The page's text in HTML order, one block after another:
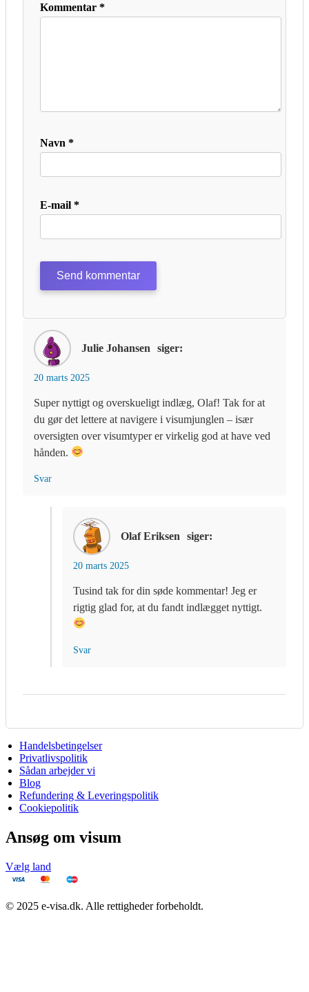
Julie Johansen siger:
20 marts 2025
Super nyttigt og overskueligt indlæg, Olaf! Tak for at
du gør det lettere at navigere i visumjunglen – især
oversigten over visumtyper er virkelig god at have ved
hånden.
Svar
Olaf Eriksen siger:
20 marts 2025
Tusind tak for din søde kommentar! Jeg er
rigtig glad for, at du fandt indlægget nyttigt.
Svar
Kommentar *
Navn *
E-mail *
Handelsbetingelser
Privatlivspolitik
Sådan arbejder vi
Blog
Refundering & Leveringspolitik
Cookiepolitik
Ansøg om visum
Vælg land
© 2025 e-visa.dk. Alle rettigheder forbeholdt.